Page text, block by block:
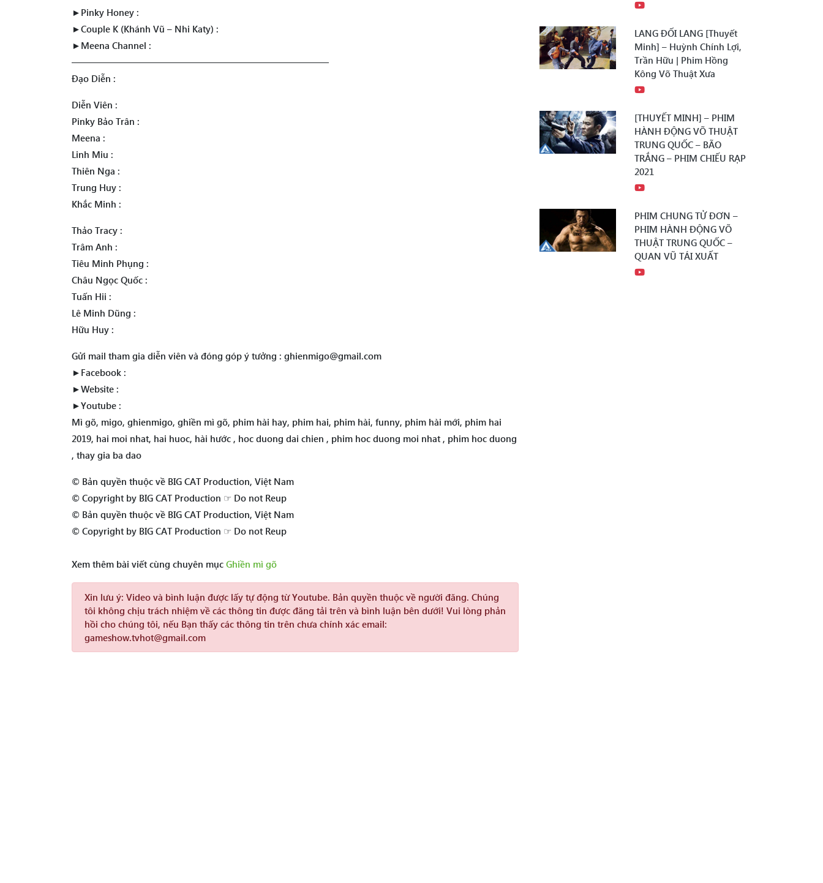
►Pinky Honey :
►Couple K (Khánh Vũ – Nhi Katy) :
►Meena Channel :
————————————————————————————
Đạo Diễn :
Diễn Viên :
Pinky Bảo Trân :
Meena :
Linh Miu :
Thiên Nga :
Trung Huy :
Khắc Minh :
Thảo Tracy :
Trâm Anh :
Tiêu Minh Phụng :
Châu Ngọc Quốc :
Tuấn Hii :
Lê Minh Dũng :
Hữu Huy :
Gửi mail tham gia diễn viên và đóng góp ý tưởng : ghienmigo@gmail.com
►Facebook :
►Website :
►Youtube :
Mì gõ, migo, ghienmigo, ghiền mì gõ, phim hài hay, phim hai, phim hài, funny, phim hài mới, phim hai
2019, hai moi nhat, hai huoc, hài hước , hoc duong dai chien , phim hoc duong moi nhat , phim hoc duong
, thay gia ba dao
© Bản quyền thuộc về BIG CAT Production, Việt Nam
© Copyright by BIG CAT Production ☞ Do not Reup
© Bản quyền thuộc về BIG CAT Production, Việt Nam
© Copyright by BIG CAT Production ☞ Do not Reup
Xem thêm bài viết cùng chuyên mục Ghiền mì gõ
Xin lưu ý: Video và bình luận được lấy tự động từ Youtube. Bản quyền thuộc về người đăng. Chúng
tôi không chịu trách nhiệm về các thông tin được đăng tải trên và bình luận bên dưới! Vui lòng phản
hồi cho chúng tôi, nếu Bạn thấy các thông tin trên chưa chính xác email:
gameshow.tvhot@gmail.com
LANG ĐỐI LANG [Thuyết
Minh] – Huỳnh Chính Lợi,
Trần Hữu | Phim Hồng
Kông Võ Thuật Xưa
[THUYẾT MINH] – PHIM
HÀNH ĐỘNG VÕ THUẬT
TRUNG QUỐC – BÃO
TRẮNG – PHIM CHIẾU RẠP
2021
PHIM CHUNG TỬ ĐƠN –
PHIM HÀNH ĐỘNG VÕ
THUẬT TRUNG QUỐC –
QUAN VŨ TÁI XUẤT